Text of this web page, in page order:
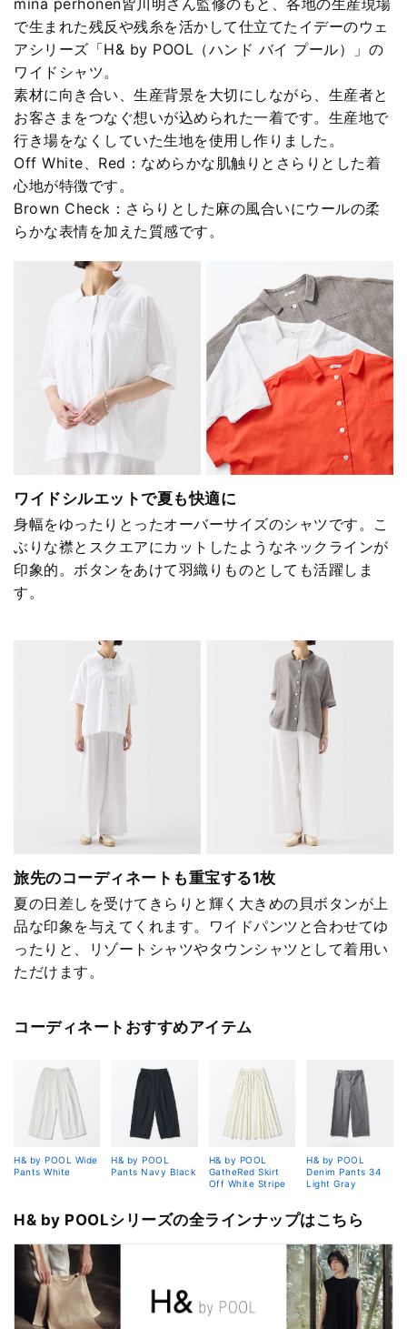
minä perhonen皆川明さん監修のもと、各地の生産現場
で生まれた残反や残糸を活かして仕立てたイデーのウェ
アシリーズ「H& by POOL（ハンド バイ プール）」の
ワイドシャツ。
素材に向き合い、生産背景を大切にしながら、生産者と
お客さまをつなぐ想いが込められた一着です。生産地で
行き場をなくしていた生地を使用し作りました。
Off White、Red：なめらかな肌触りとさらりとした着
心地が特徴です。
Brown Check：さらりとした麻の風合いにウールの柔
らかな表情を加えた質感です。
ワイドシルエットで夏も快適に
身幅をゆったりとったオーバーサイズのシャツです。こ
ぶりな襟とスクエアにカットしたようなネックラインが
印象的。ボタンをあけて羽織りものとしても活躍しま
す。
旅先のコーディネートも重宝する1枚
夏の日差しを受けてきらりと輝く大きめの貝ボタンが上
品な印象を与えてくれます。ワイドパンツと合わせてゆ
ったりと、リゾートシャツやタウンシャツとして着用い
ただけます。
コーディネートおすすめアイテム
H& by POOL Wide
Pants White
H& by POOL
Pants Navy Black
H& by POOL
GatheRed Skirt
Off White Stripe
H& by POOL
Denim Pants 34
Light Gray
H& by POOLシリーズの全ラインナップはこちら